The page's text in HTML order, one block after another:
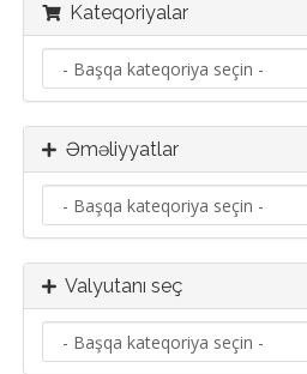
Kateqoriyalar
Əməliyyatlar
Valyutanı seç